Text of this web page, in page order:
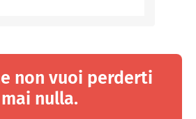
non vuoi perderti
mai nulla.